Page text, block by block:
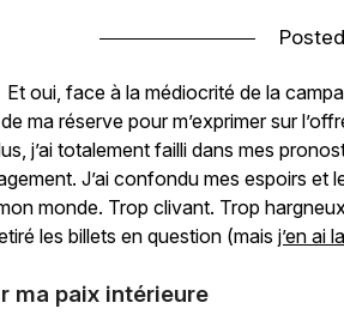
Et oui, face à la médiocrité de la
ma réserve pour m’exprimer sur
j’ai totalement failli dans mes
J’ai confondu mes espoirs et
monde. Trop clivant. Trop
les billets en question (maisj’en ai
ma paix intérieure